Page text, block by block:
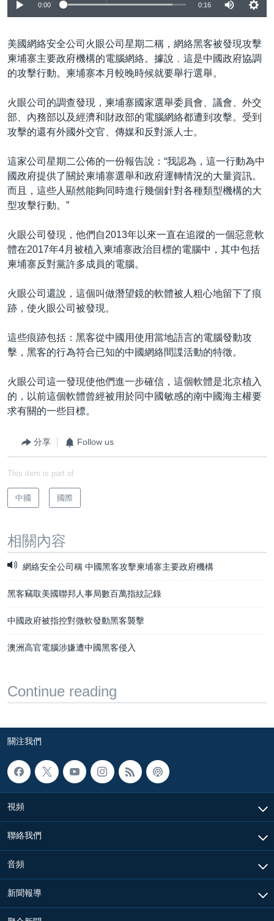
廣播節目表
0:00 0:16
美國網絡安全公司火眼公司星期二稱，網絡黑客被發現攻擊
柬埔寨主要政府機構的電腦網絡。據說﹐這是中國政府協調
的攻擊行動。柬埔寨本月較晚時候就要舉行選舉。
火眼公司的調查發現，柬埔寨國家選舉委員會、議會、外交
部、內務部以及經濟和財政部的電腦網絡都遭到攻擊。受到
攻擊的還有外國外交官、傳媒和反對派人士。
這家公司星期二公佈的一份報告說：“我認為，這一行動為中
國政府提供了關於柬埔寨選舉和政府運轉情況的大量資訊。
而且，這些人顯然能夠同時進行幾個針對各種類型機構的大
型攻擊行動。”
火眼公司發現，他們自2013年以來一直在追蹤的一個惡意軟
體在2017年4月被植入柬埔寨政治目標的電腦中，其中包括
柬埔寨反對黨許多成員的電腦。
火眼公司還說，這個叫做潛望鏡的軟體被人粗心地留下了痕
跡，使火眼公司被發現。
這些痕跡包括：黑客從中國用使用當地語言的電腦發動攻
擊，黑客的行為符合已知的中國網絡間諜活動的特徵。
火眼公司這一發現使他們進一步確信，這個軟體是北京植入
的，以前這個軟體曾經被用於同中國敏感的南中國海主權要
求有關的一些目標。
分享 Follow us
This item is part of
中國 國際
相關內容
網絡安全公司稱 中國黑客攻擊柬埔寨主要政府機構
黑客竊取美國聯邦人事局數百萬指紋記錄
中國政府被指控對微軟發動黑客襲擊
澳洲高官電腦涉嫌遭中國黑客侵入
Continue reading
關注我們
視頻
聯絡我們
音頻
新聞報導